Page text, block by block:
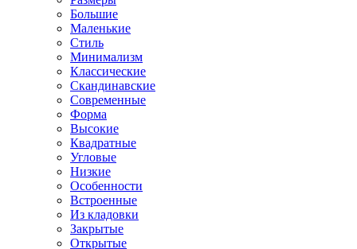
Большие
Маленькие
Стиль
Минимализм
Классические
Скандинавские
Современные
Форма
Высокие
Квадратные
Угловые
Низкие
Особенности
Встроенные
Из кладовки
Закрытые
Открытые